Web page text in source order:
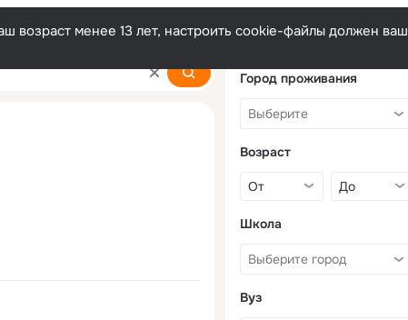
возраст менее 13 лет, настроить cookie-файлы должен ваш
Город проживания
Возраст
Школа
Вуз